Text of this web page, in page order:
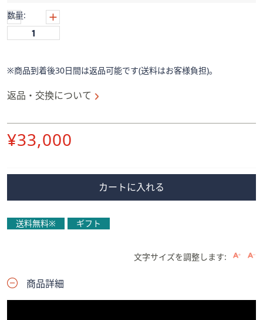
し
て
で
き
ま
数量:
※商品到着後30日間は返品可能です(送料はお客様負担)。
返品・交換について
削
¥33,000
カートに入れる
送料無料※ ギフト
文字サイズを調整します:
商品詳細